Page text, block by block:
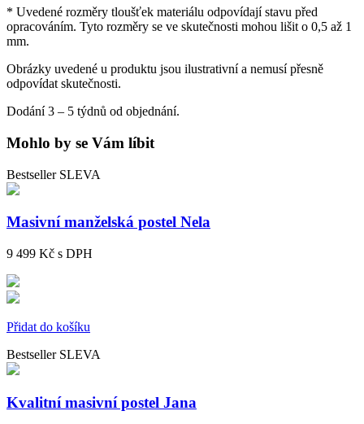
* Uvedené rozměry tloušťek materiálu odpovídají stavu před
opracováním. Tyto rozměry se ve skutečnosti mohou lišit o 0,5 až 1
mm.
Obrázky uvedené u produktu jsou ilustrativní a nemusí přesně
odpovídat skutečnosti.
Dodání 3 – 5 týdnů od objednání.
Mohlo by se Vám líbit
Bestseller SLEVA
Masivní manželská postel Nela
9 499 Kč s DPH
Přidat do košíku
Bestseller SLEVA
Kvalitní masivní postel Jana